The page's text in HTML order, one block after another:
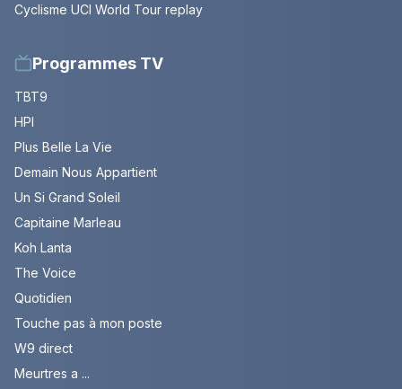
Cyclisme UCI World Tour replay
Programmes TV
TBT9
HPI
Plus Belle La Vie
Demain Nous Appartient
Un Si Grand Soleil
Capitaine Marleau
Koh Lanta
The Voice
Quotidien
Touche pas à mon poste
W9 direct
Meurtres a ...